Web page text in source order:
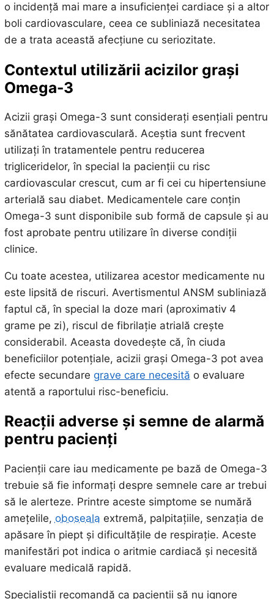
o incidență mai mare a insuficienței cardiace și a altor
boli cardiovasculare, ceea ce subliniază necesitatea
de a trata această afecțiune cu seriozitate.
Contextul utilizării acizilor grași
Omega-3
Acizii grași Omega-3 sunt considerați esențiali pentru
sănătatea cardiovasculară. Aceștia sunt frecvent
utilizați în tratamentele pentru reducerea
trigliceridelor, în special la pacienții cu risc
cardiovascular crescut, cum ar fi cei cu hipertensiune
arterială sau diabet. Medicamentele care conțin
Omega-3 sunt disponibile sub formă de capsule și au
fost aprobate pentru utilizare în diverse condiții
clinice.
Cu toate acestea, utilizarea acestor medicamente nu
este lipsită de riscuri. Avertismentul ANSM subliniază
faptul că, în special la doze mari (aproximativ 4
grame pe zi), riscul de fibrilație atrială crește
considerabil. Aceasta dovedește că, în ciuda
beneficiilor potențiale, acizii grași Omega-3 pot avea
efecte secundare grave care necesită o evaluare
atentă a raportului risc-beneficiu.
Reacții adverse și semne de alarmă
pentru pacienți
Pacienții care iau medicamente pe bază de Omega-3
trebuie să fie informați despre semnele care ar trebui
să le alerteze. Printre aceste simptome se numără
amețelile, oboseala extremă, palpitațiile, senzația de
apăsare în piept și dificultățile de respirație. Aceste
manifestări pot indica o aritmie cardiacă și necesită
evaluare medicală rapidă.
Specialiștii recomandă ca pacienții să nu ignore